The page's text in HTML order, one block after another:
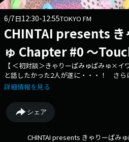
6/7日12:30-12:55TOKYO FM
CHINTAI presents き
ゅ Chapter #0 ～
【 ＜初対談＞きゃりーぱみゅぱみゅ×
と話したかった2人が遂に・・・！ さら
り！ きゃりーぱみゅぱみゅが興味のあ
生の新たな一歩を踏み出すヒントを探
Chapter#0」 今週は芸人の【 イワクラ
す！ 近くいるけどちゃんと話すことが
面！ きゃりーがイワクラさんの“コンビ
詳細情報を見る
シェア
CHINTAI presents きゃりーぱみ